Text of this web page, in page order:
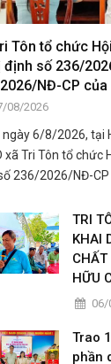
Tôn tổ chức
định số 236/
NĐ-CP của
08/2026
ngày 6/8/2026, tại
xã Tri Tôn tổ chức
236/2026/NĐ-CP
quan, đơn vị trên
TRI
KHAI
CHẤT
HỮU
06/
Trao
phần